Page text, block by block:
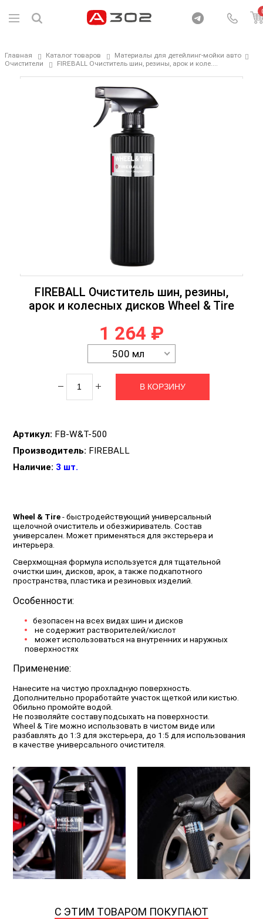
Главная Каталог товаров
Материалы для детейлинг-мойки авто
Очистители
FIREBALL Очиститель шин, резины, арок и коле....
FIREBALL Очиститель шин, резины,
арок и колесных дисков Wheel & Tire
1 264 ₽
500 мл
Артикул: FB-W&T-500
Производитель: FIREBALL
Наличие: 3 шт.
Wheel & Tire- быстродействующий универсальный
щелочной очиститель и обезжириватель. Состав
универсален. Может применяться для экстерьера и
интерьера.
Сверхмощная формула используется для тщательной
очистки шин, дисков, арок, а также подкапотного
пространства, пластика и резиновых изделий.
Особенности:
безопасен на всех видах шин и дисков
не содержит растворителей/кислот
может использоваться на внутренних и наружных
поверхностях
Применение:
Нанесите на чистую прохладную поверхность.
Дополнительно проработайте участок щеткой или кистью.
Обильно промойте водой.
Не позволяйте составу подсыхать на поверхности.
Wheel & Tire можно использовать в чистом виде или
разбавлять до 1:3 для экстерьера, до 1:5 для использования
в качестве универсального очистителя.
С ЭТИМ ТОВАРОМ ПОКУПАЮТ